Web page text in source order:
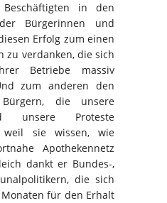
in den
Bürgerinnen und
Erfolg zum einen
zu verdanken, die sich
Betriebe massiv
zum anderen den
die unsere
unsere Proteste
weil sie wissen, wie
Apothekennetz
dankt er Bundes-,
die sich
für den Erhalt